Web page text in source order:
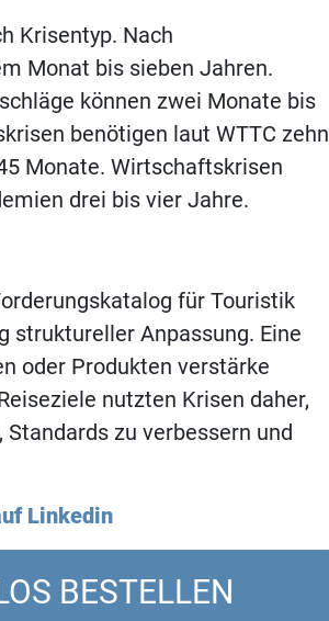
Krisentyp. Nach
Monat bis sieben Jahren.
können zwei Monate bis
benötigen laut WTTC zehn
Monate. Wirtschaftskrisen
drei bis vier Jahre.
für Touristik
struktureller Anpassung. Eine
oder Produkten verstärke
nutzten Krisen daher,
zu verbessern und
Linkedin
BESTELLEN